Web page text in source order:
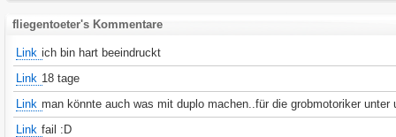
fliegentoeter's Kommentare
Link ich bin hart beeindruckt
Link 18 tage
Link man könnte auch was mit duplo machen..für die grobmotoriker unter
Link fail :D